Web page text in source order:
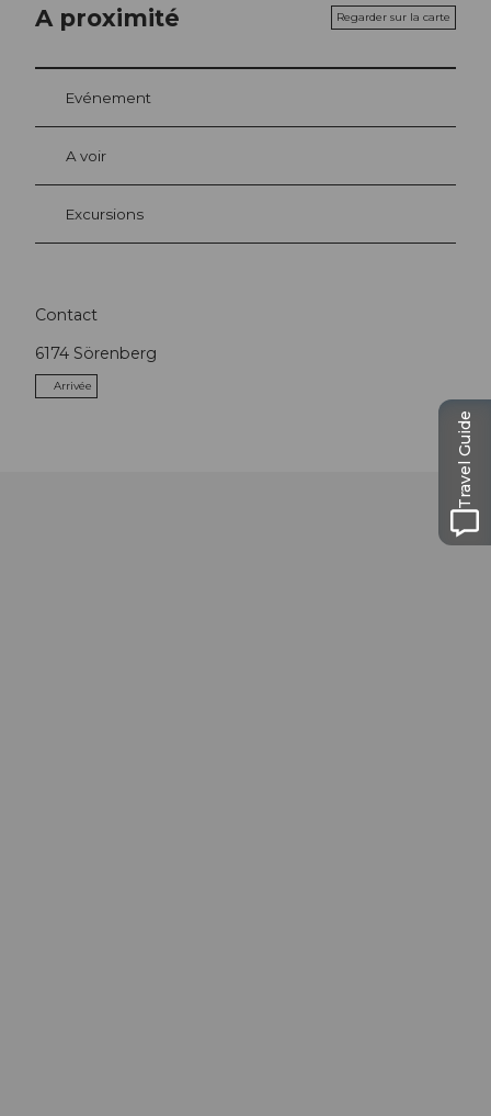
A proximité Regarder sur la carte
Evénement
A voir
Excursions
Contact
6174 Sörenberg
Arrivée
Travel Guide